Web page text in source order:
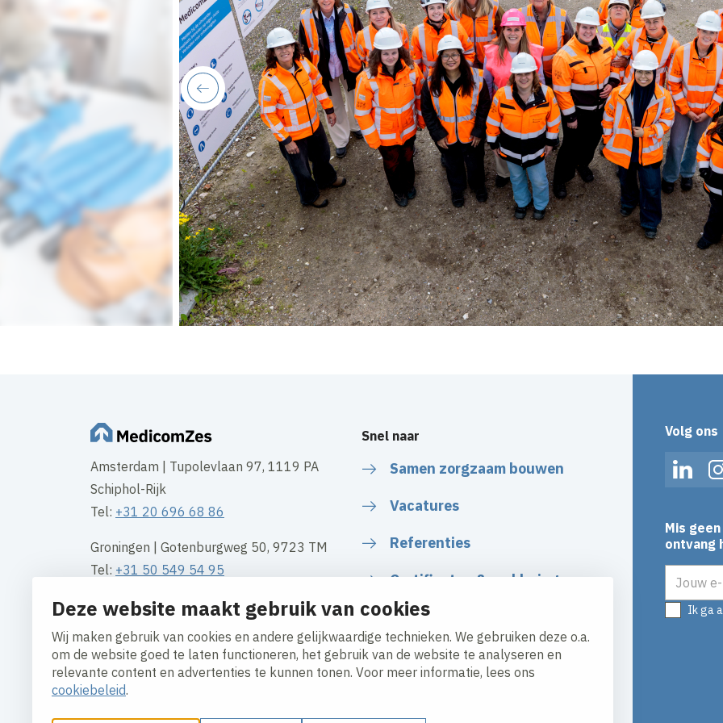
Deze website maakt gebruik van cookies
Wij maken gebruik van cookies en andere gelijkwaardige technieken. We gebruiken deze o.a.
om de website goed te laten functioneren, het gebruik van de website te analyseren en
relevante content en advertenties te kunnen tonen. Voor meer informatie, lees ons
cookiebeleid.
previous
Amsterdam | Tupolevlaan 97, 1119 PA
Schiphol-Rijk
Tel: +31 20 696 68 86
Groningen | Gotenburgweg 50, 9723 TM
Tel: +31 50 549 54 95
Rotterdam | Waalhaven Z.z. 11, 3089 JH
Tel
+31 10 313 10 00
Contact
Snel naar
Samen zorgzaam bouwen
Vacatures
Referenties
Certificaten & verklaringen
Algemene Voorwaarden
Volg ons
Mis
ontvang
Ik ga